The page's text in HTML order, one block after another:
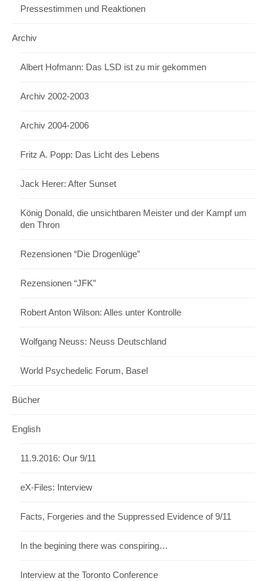
Pressestimmen und Reaktionen
Archiv
Albert Hofmann: Das LSD ist zu mir gekommen
Archiv 2002-2003
Archiv 2004-2006
Fritz A. Popp: Das Licht des Lebens
Jack Herer: After Sunset
König Donald, die unsichtbaren Meister und der Kampf um
den Thron
Rezensionen “Die Drogenlüge”
Rezensionen “JFK”
Robert Anton Wilson: Alles unter Kontrolle
Wolfgang Neuss: Neuss Deutschland
World Psychedelic Forum, Basel
Bücher
English
11.9.2016: Our 9/11
eX-Files: Interview
Facts, Forgeries and the Suppressed Evidence of 9/11
In the begining there was conspiring…
Interview at the Toronto Conference